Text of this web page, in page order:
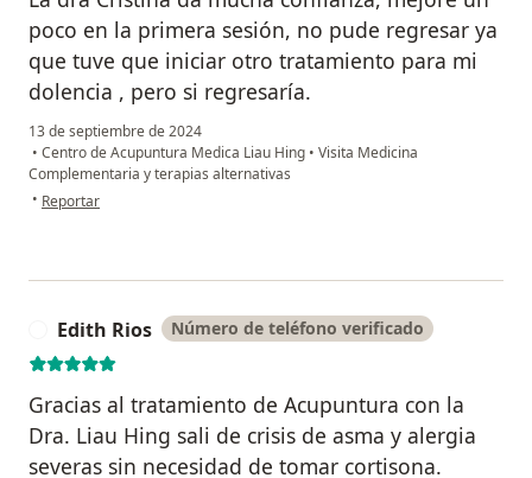
poco en la primera sesión, no pude regresar ya
que tuve que iniciar otro tratamiento para mi
dolencia , pero si regresaría.
13 de septiembre de 2024
• Centro de Acupuntura Medica Liau Hing • Visita Medicina
Complementaria y terapias alternativas
• en opinión del usuario N.T.
Reportar
Edith Rios Número de teléfono verificado
Gracias al tratamiento de Acupuntura con la
Dra. Liau Hing sali de crisis de asma y alergia
severas sin necesidad de tomar cortisona.